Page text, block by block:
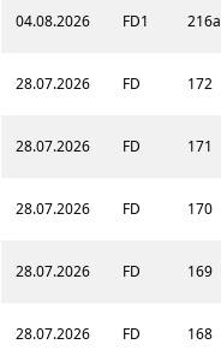
04.08.2026 FD1 216a
28.07.2026 FD 172
28.07.2026 FD 171
28.07.2026 FD 170
28.07.2026 FD 169
28.07.2026 FD 168